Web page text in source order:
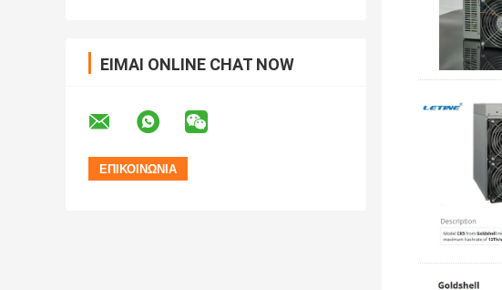
ΕΊΜΑΙ ONLINE CHAT NOW